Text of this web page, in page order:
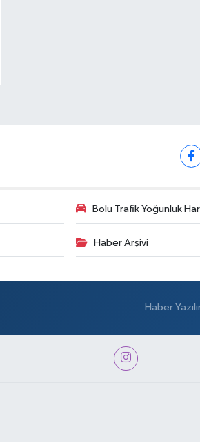
Bolu Trafik Yoğunluk
Haber Arşivi
Haber